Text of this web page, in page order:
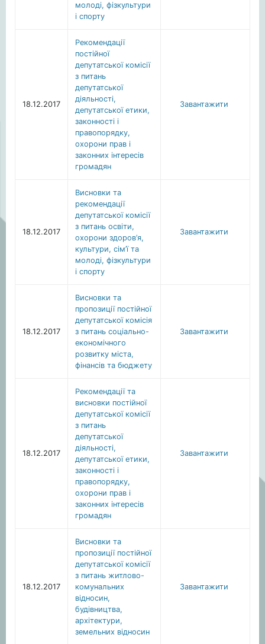
молоді, фізкультури
і спорту
18.12.2017
Рекомендації
постійної
депутатської комісії
з питань
депутатської
діяльності,
депутатської етики,
законності і
правопорядку,
охорони прав і
законних інтересів
громадян
Завантажити
18.12.2017
Висновки та
рекомендації
депутатської комісії
з питань освіти,
охорони здоров’я,
культури, сім’ї та
молоді, фізкультури
і спорту
Завантажити
18.12.2017
Висновки та
пропозиції постійної
депутатської комісія
з питань соціально-
економічного
розвитку міста,
фінансів та бюджету
Завантажити
18.12.2017
Рекомендації та
висновки постійної
депутатської комісії
з питань
депутатської
діяльності,
депутатської етики,
законності і
правопорядку,
охорони прав і
законних інтересів
громадян
Завантажити
18.12.2017
Висновки та
пропозиції постійної
депутатської комісії
з питань житлово-
комунальних
відносин,
будівництва,
архітектури,
земельних відносин
Завантажити